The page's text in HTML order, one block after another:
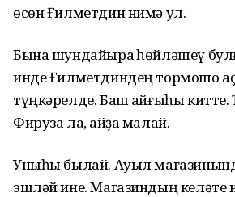
ɵсɵн Ғилметдин нимə ул.
Бына шундайыраҡ һɵйлəшеү
инде Ғилметдиндең тормошо
түңкəрелде. Баш ҡайғыһы
Фируза ла, ҡайҙа малай.
Уныһы былай. Ауыл
эшлəй ине. Магазиндың келəте